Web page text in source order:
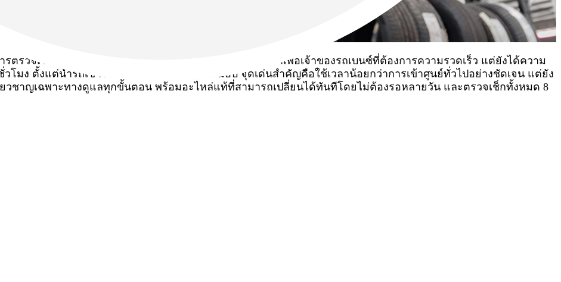
รตรวจเช็กตามระยะและงานบำรุงรักษาเบื้องต้นที่ออกแบบมาเพื่อเจ้าของรถเบนซ์ที่ต้องการความรวดเร็ว แต่ยังได้ความ
โมง ตั้งแต่นำรถเข้ารับบริการจนถึงขั้นตอนส่งมอบ จุดเด่นสำคัญคือใช้เวลาน้อยกว่าการเข้าศูนย์ทั่วไปอย่างชัดเจน แต่ยัง
ยวชาญเฉพาะทางดูแลทุกขั้นตอน พร้อมอะไหล่แท้ที่สามารถเปลี่ยนได้ทันทีโดยไม่ต้องรอหลายวัน และตรวจเช็กทั้งหมด 8